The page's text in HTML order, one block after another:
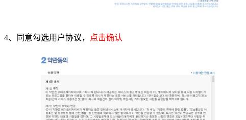
4、同意勾选用户协议， 点击确认